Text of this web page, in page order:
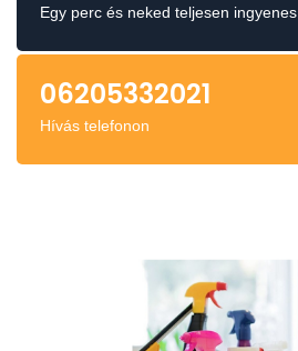
Egy perc és neked teljesen ingyenes
06205332021
Hívás telefonon